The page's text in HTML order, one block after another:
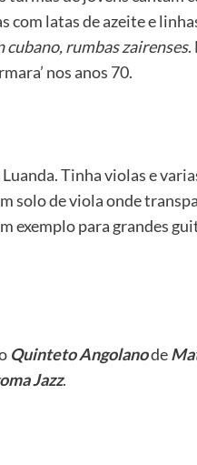
latas de azeite e
cubano, rumbas zairenses.
nos anos 70.
Tinha violas e
solo de viola onde
exemplo para grandes
Quinteto Angolanode
Jazz.